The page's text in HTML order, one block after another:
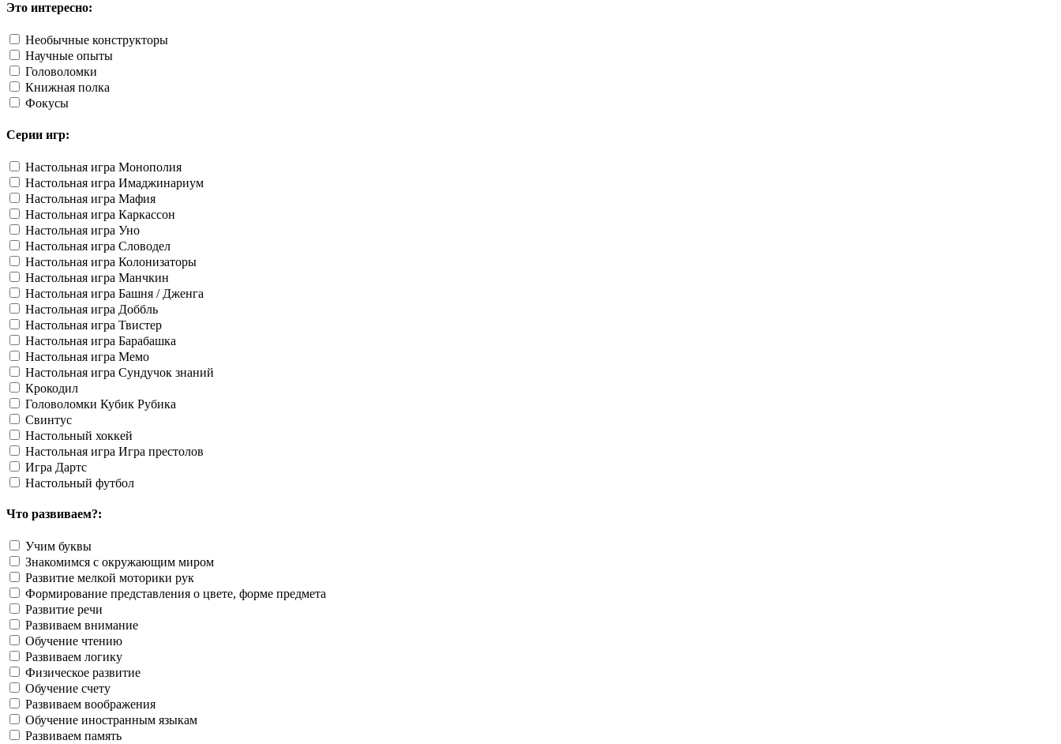
Это интересно:
Необычные конструкторы
Научные опыты
Головоломки
Книжная полка
Фокусы
Серии игр:
Настольная игра Монополия
Настольная игра Имаджинариум
Настольная игра Мафия
Настольная игра Каркассон
Настольная игра Уно
Настольная игра Словодел
Настольная игра Колонизаторы
Настольная игра Манчкин
Настольная игра Башня / Дженга
Настольная игра Доббль
Настольная игра Твистер
Настольная игра Барабашка
Настольная игра Мемо
Настольная игра Сундучок знаний
Крокодил
Головоломки Кубик Рубика
Свинтус
Настольный хоккей
Настольная игра Игра престолов
Игра Дартс
Настольный футбол
Что развиваем?:
Учим буквы
Знакомимся с окружающим миром
Развитие мелкой моторики рук
Формирование представления о цвете, форме предмета
Развитие речи
Развиваем внимание
Обучение чтению
Развиваем логику
Физическое развитие
Обучение счету
Развиваем воображения
Обучение иностранным языкам
Развиваем память